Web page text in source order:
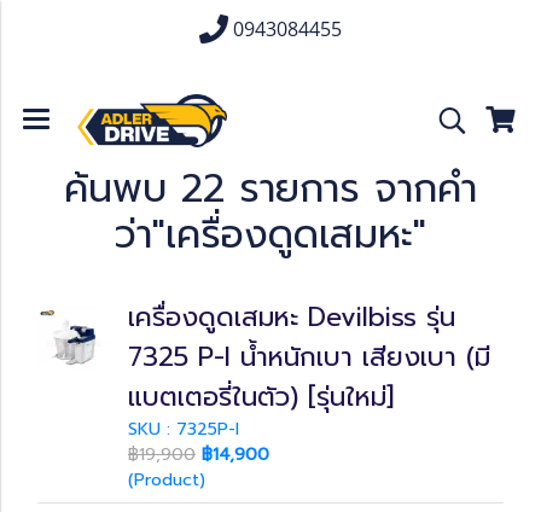
0943084455
ค้นพบ 22 รายการ จากคำ
ว่า"เครื่องดูดเสมหะ"
เครื่องดูดเสมหะ Devilbiss รุ่น
7325 P-I น้ำหนักเบา เสียงเบา (มี
แบตเตอรี่ในตัว) [รุ่นใหม่]
SKU : 7325P-I
฿19,900 ฿14,900
(Product)